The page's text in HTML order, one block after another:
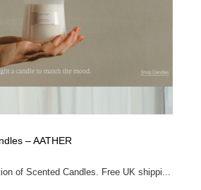
– AATHER
of Scented Candles. Free UK shippi...